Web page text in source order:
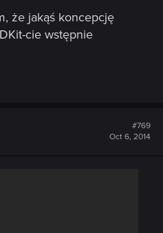
że jakąś koncepcję
cie wstępnie
#769
Oct 6, 2014